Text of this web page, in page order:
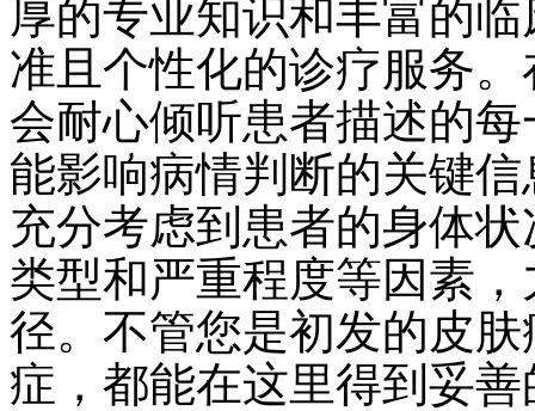
厚的专业知识和丰富的
准且个性化的诊疗服务
会耐心倾听患者描述的
能影响病情判断的关键
充分考虑到患者的身体
类型和严重程度等因素
径。不管您是初发的皮
症，都能在这里得到妥